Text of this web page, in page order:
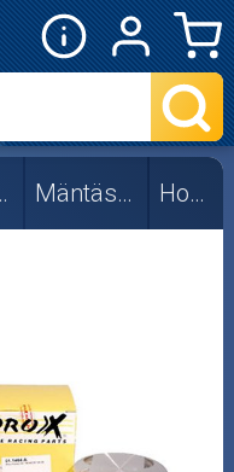
osat Mäntäsarjat Honda